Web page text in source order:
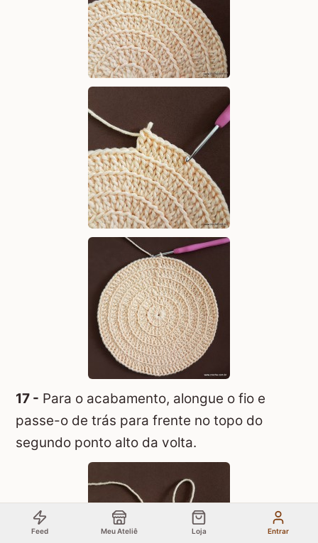
17 - Para o acabamento, alongue o fio e
passe-o de trás para frente no topo do
segundo ponto alto da volta.
Feed Meu Ateliê Loja Entrar